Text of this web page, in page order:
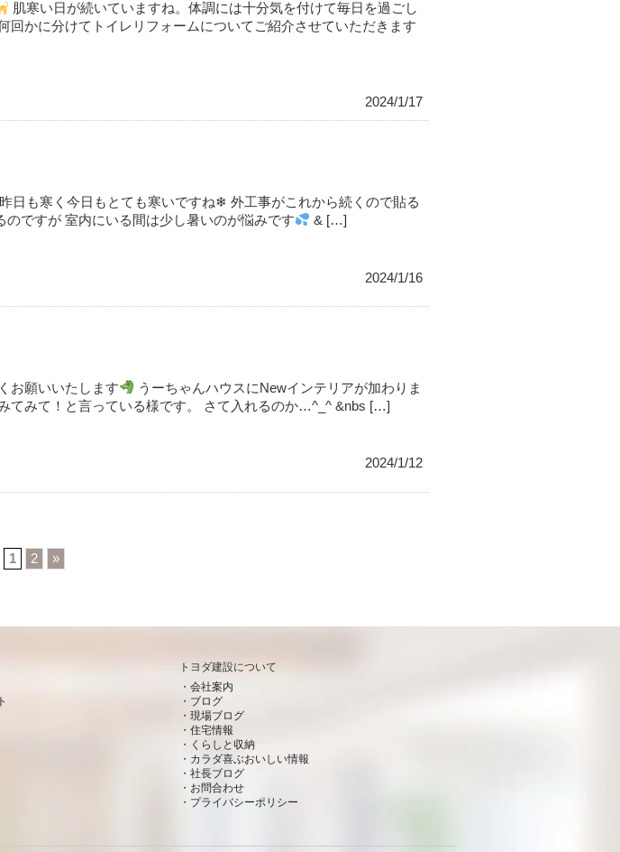
肌寒い日が続いていますね。体調には十分気を付けて毎日を過ごし
回かに分けてトイレリフォームについてご紹介させていただきます
2024/1/17
日も寒く今日もとても寒いですね❄ 外工事がこれから続くので貼る
のですが 室内にいる間は少し暑いのが悩みです
& […]
2024/1/16
お願いいたします︎
うーちゃんハウスにNewインテリアが加わりま
てみて！と言っている様です。 さて入れるのか…^_^ &nbs […]
2024/1/12
1 2 »
トヨダ建設について
会社案内
ブログ
現場ブログ
住宅情報
くらしと収納
カラダ喜ぶおいしい情報
社長ブログ
お問合わせ
プライバシーポリシー